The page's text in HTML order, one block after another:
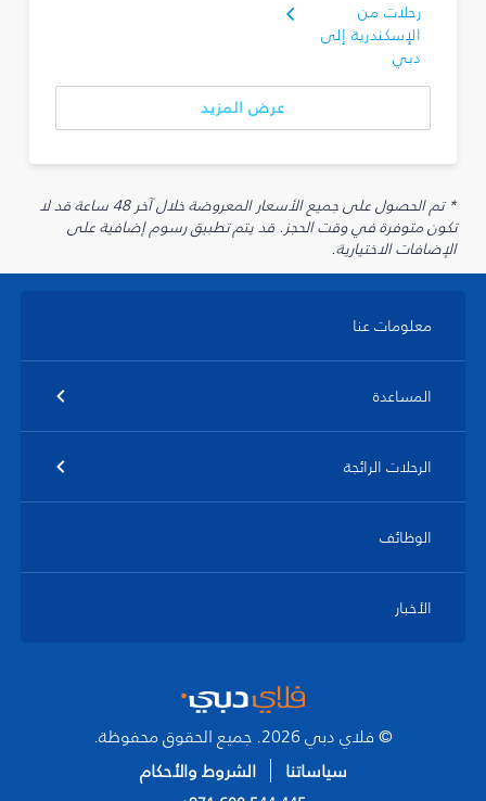
رحلات من
الإسكندرية إلى
دبي
عرض المزيد
* تم الحصول على جميع الأسعار المعروضة خلال آخر 48 ساعة قد لا
تكون متوفرة في وقت الحجز. قد يتم تطبيق رسوم إضافية على
الإضافات الاختيارية.
معلومات عنا
المساعدة
الرحلات الرائجة
الوظائف
الأخبار
© فلاي دبي 2026. جميع الحقوق محفوظة.
سياساتنا
الشروط والأحكام